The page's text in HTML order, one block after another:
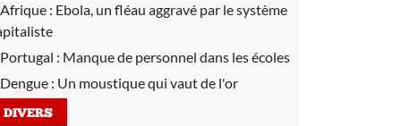
Afrique : Ebola, un fléau aggravé par le système
Portugal : Manque de personnel dans les écoles
Dengue : Un moustique qui vaut de l'or
DIVERS